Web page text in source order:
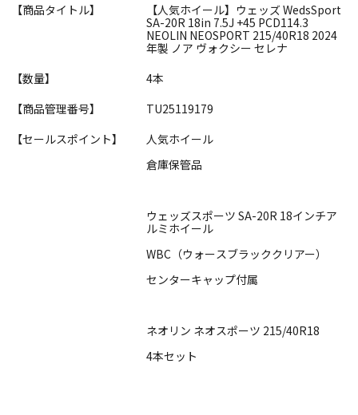
【商品タイトル】
【人気ホイール】ウェッズ WedsSport
SA-20R 18in 7.5J +45 PCD114.3
NEOLIN NEOSPORT 215/40R18 2024
年製 ノア ヴォクシー セレナ
【数量】
4本
【商品管理番号】
TU25119179
【セールスポイント】
人気ホイール
倉庫保管品
ウェッズスポーツ SA-20R 18インチア
ルミホイール
WBC（ウォースブラッククリアー）
センターキャップ付属
ネオリン ネオスポーツ 215/40R18
4本セット